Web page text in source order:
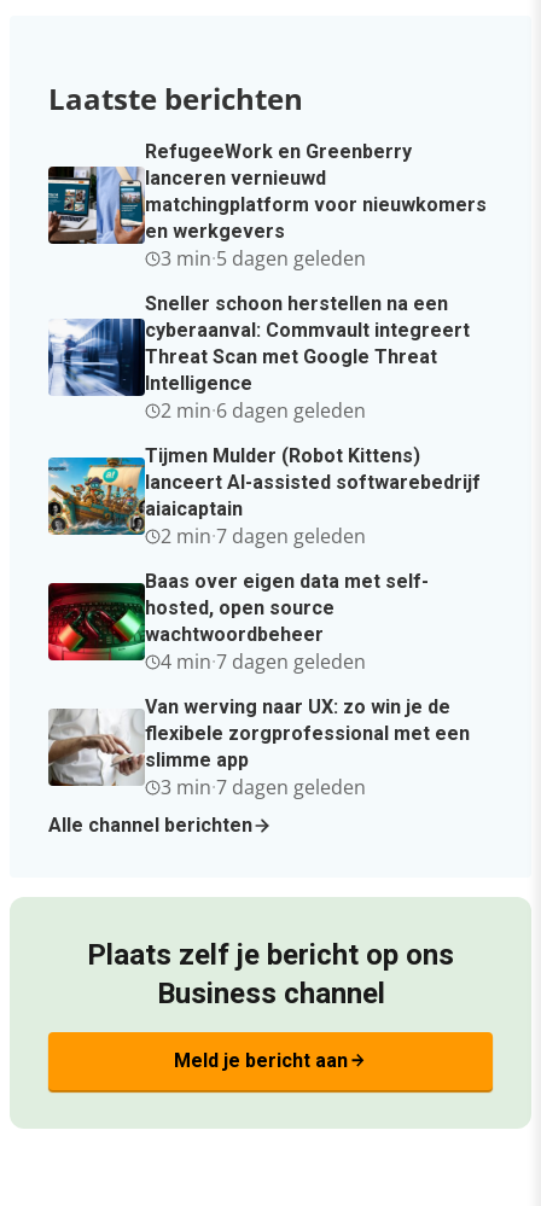
Laatste berichten
RefugeeWork en Greenberry
lanceren vernieuwd
matchingplatform voor nieuwkomers
en werkgevers
3 min·5 dagen geleden
Sneller schoon herstellen na een
cyberaanval: Commvault integreert
Threat Scan met Google Threat
Intelligence
2 min·6 dagen geleden
Tijmen Mulder (Robot Kittens)
lanceert AI-assisted softwarebedrijf
aiaicaptain
2 min·7 dagen geleden
Baas over eigen data met self-
hosted, open source
wachtwoordbeheer
4 min·7 dagen geleden
Van werving naar UX: zo win je de
flexibele zorgprofessional met een
slimme app
3 min·7 dagen geleden
Alle channel berichten
Plaats zelf je bericht op ons
Business channel
Meld je bericht aanarrow_forward